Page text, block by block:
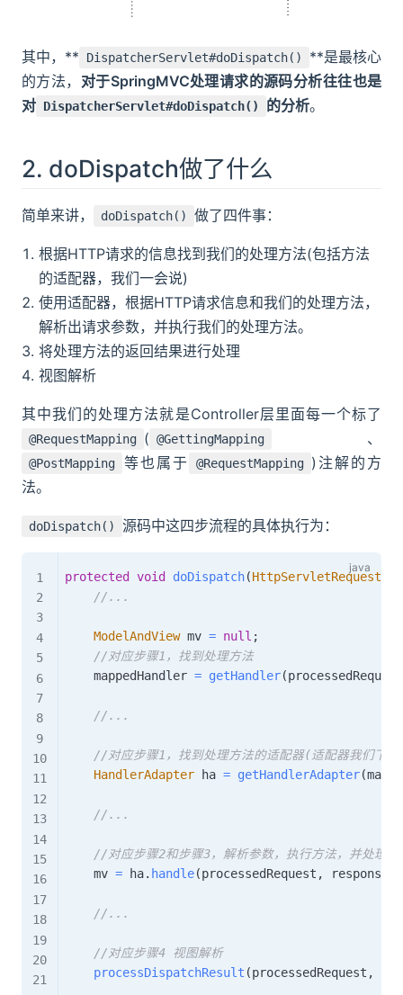
其中，** DispatcherServlet#doDispatch()
**是最核心
的方法， 对于SpringMVC处理请求的源码分析往往也是
对 DispatcherServlet#doDispatch() 的分析。
2. doDispatch做了什么
简单来讲， doDispatch() 做了四件事：
根据HTTP请求的信息找到我们的处理方法(包括方法
的适配器，我们一会说)
使用适配器，根据HTTP请求信息和我们的处理方法，
解析出请求参数，并执行我们的处理方法。
将处理方法的返回结果进行处理
视图解析
其中我们的处理方法就是Controller层里面每一个标了
@RequestMapping ( @GettingMapping 、
@PostMapping 等也属于 @RequestMapping )注解的方
法。
doDispatch() 源码中这四步流程的具体执行为：
protected void doDispatch(HttpServletRequest
//...
ModelAndView mv = null ;
//对应步骤1，找到处理方法
    mappedHandler
= getHandler(processedRequest
//...
//对应步骤1，找到处理方法的适配器(适配器我们下
HandlerAdapter ha = getHandlerAdapter(
//...
//对应步骤2和步骤3，解析参数，执行方法，并处理方
    mv
= ha. handle(processedRequest , response
//...
//对应步骤4 视图解析
processDispatchResult (processedRequest ,